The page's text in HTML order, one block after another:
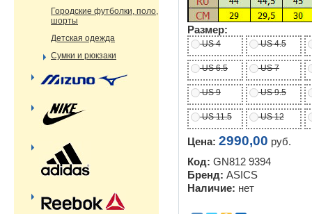
Размер:
US 4 US 4.5
US 6.5 US 7
US 9 US 9.5
US 11.5 US 12
Цена: 2990,00 руб.
Код: GN812 9394
Бренд: ASICS
Наличие: нет
Городские футболки, поло,
шорты
Детская одежда
Сумки и рюкзаки